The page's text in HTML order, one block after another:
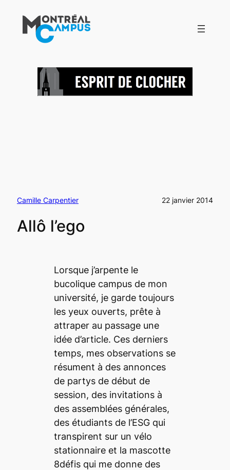
contenu
Camille Carpentier 22 janvier 2014
Allô l’ego
Lorsque j’arpente le
bucolique campus de mon
université, je garde toujours
les yeux ouverts, prête à
attraper au passage une
idée d’article. Ces derniers
temps, mes observations se
résument à des annonces
de partys de début de
session, des invitations à
des assemblées générales,
des étudiants de l’ESG qui
transpirent sur un vélo
stationnaire et la mascotte
8défis qui me donne des